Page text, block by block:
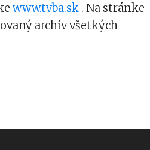
www.tvba.sk . Na stránke
archív všetkých